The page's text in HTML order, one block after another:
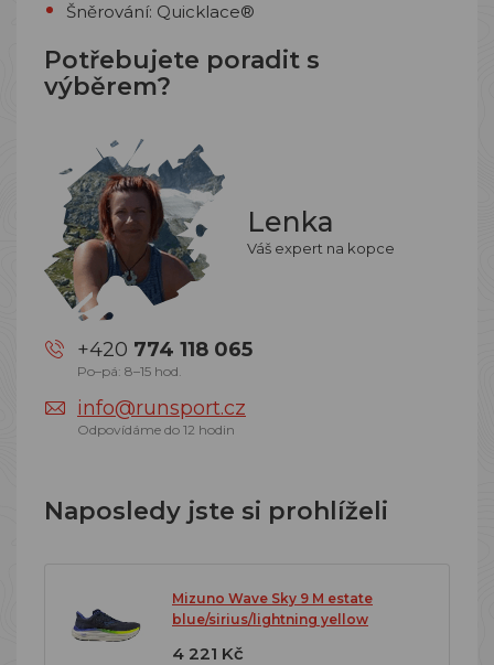
Šněrování: Quicklace®
Potřebujete poradit s
výběrem?
Lenka
Váš expert na kopce
+420 774 118 065
Po–pá: 8–15 hod.
info@runsport.cz
Odpovídáme do 12 hodin
Naposledy jste si prohlíželi
Mizuno Wave Sky 9 M estate
blue/sirius/lightning yellow
4 221 Kč